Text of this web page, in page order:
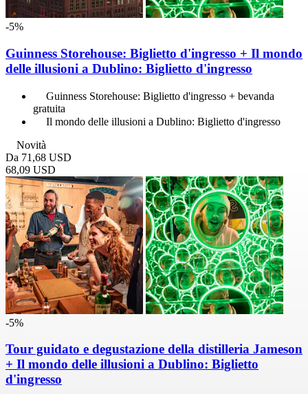
-5%
Guinness Storehouse: Biglietto d'ingresso + Il mondo
delle illusioni a Dublino: Biglietto d'ingresso
Guinness Storehouse: Biglietto d'ingresso + bevanda
gratuita
Il mondo delle illusioni a Dublino: Biglietto d'ingresso
Novità
Da 71,68 USD
68,09 USD
-5%
Tour guidato e degustazione della distilleria Jameson
+ Il mondo delle illusioni a Dublino: Biglietto
d'ingresso